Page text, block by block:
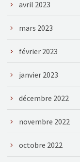
avril 2023
mars 2023
février 2023
janvier 2023
décembre 2022
novembre 2022
octobre 2022